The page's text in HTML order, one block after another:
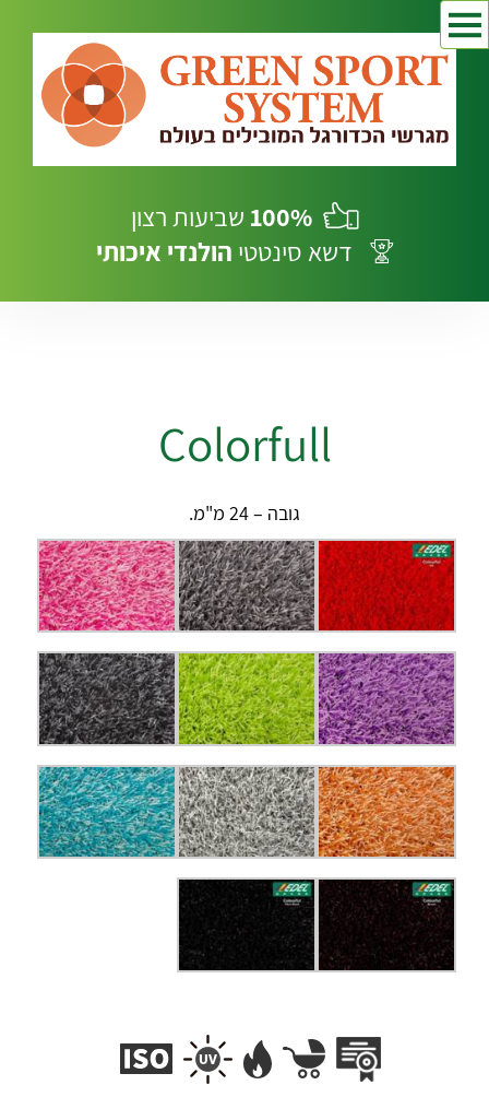
100% שביעות רצון
דשא סינטטי הולנדי איכותי
Colorfull
גובה – 24 מ"מ.